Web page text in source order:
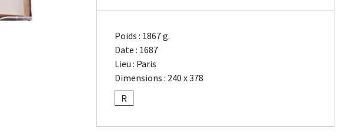
Poids : 1867 g.
Date : 1687
Lieu : Paris
Dimensions : 240 x 378
R